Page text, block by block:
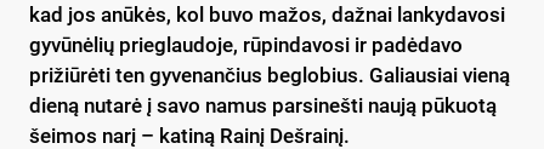
kad jos anūkės, kol buvo mažos, dažnai lankydavosi
gyvūnėlių prieglaudoje, rūpindavosi ir padėdavo
prižiūrėti ten gyvenančius beglobius. Galiausiai vieną
dieną nutarė į savo namus parsinešti naują pūkuotą
šeimos narį – katiną Rainį Dešrainį.